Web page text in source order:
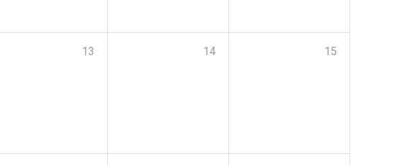
13 14 15